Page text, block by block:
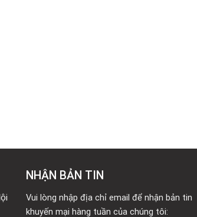
NHẬN BẢN TIN
Vui lòng nhập địa chỉ email để nhận bản tin
khuyến mại hàng tuần của chúng tôi: